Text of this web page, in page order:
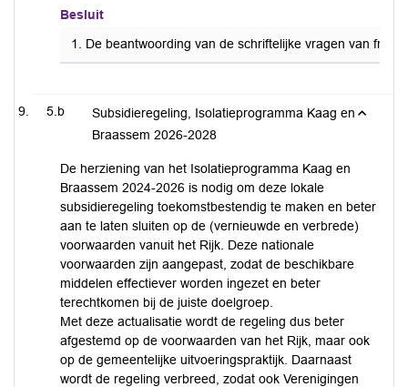
Besluit
1. De beantwoording van de schriftelijke vragen van
5.b
Subsidieregeling, Isolatieprogramma Kaag en
Braassem 2026-2028
De herziening van het Isolatieprogramma Kaag en
Braassem 2024-2026 is nodig om deze lokale
subsidieregeling toekomstbestendig te maken en beter
aan te laten sluiten op de (vernieuwde en verbrede)
voorwaarden vanuit het Rijk. Deze nationale
voorwaarden zijn aangepast, zodat de beschikbare
middelen effectiever worden ingezet en beter
terechtkomen bij de juiste doelgroep.
Met deze actualisatie wordt de regeling dus beter
afgestemd op de voorwaarden van het Rijk, maar ook
op de gemeentelijke uitvoeringspraktijk. Daarnaast
wordt de regeling verbreed, zodat ook Verenigingen